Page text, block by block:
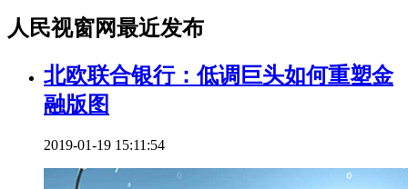
人民视窗网最近发布
北欧联合银行：低调巨头如何重塑金
融版图
2019-01-19 15:11:54